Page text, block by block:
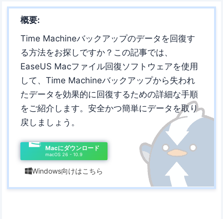
概要:
Time Machineバックアップのデータを回復す
る方法をお探しですか？この記事では、
EaseUS Macファイル回復ソフトウェアを使用
して、Time Machineバックアップから失われ
たデータを効果的に回復するための詳細な手順
をご紹介します。安全かつ簡単にデータを取り
戻しましょう。
Macにダウンロード
macOS 26 - 10.9
Windows向けはこちら